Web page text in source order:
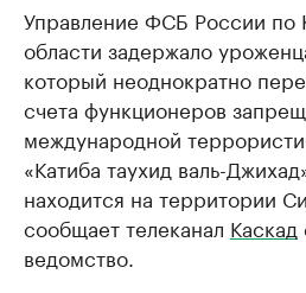
Управление ФСБ России по
области задержало
который неоднократно
счета функционеров
международной
«Катиба таухид валь-
находится на территории
сообщает телеканал Каскад
ведомство.